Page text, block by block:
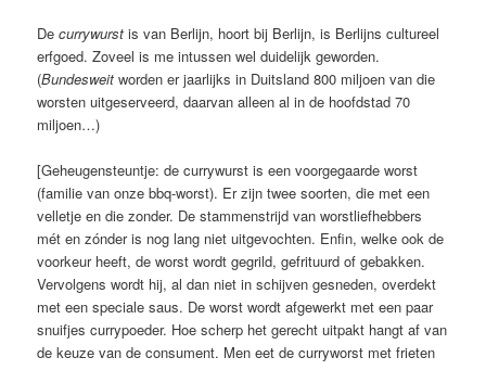
Decurrywurst is van Berlijn, hoort bij Berlijn, is Berlijns cultureel
erfgoed. Zoveel is me intussen wel duidelijk geworden.
(Bundesweitworden er jaarlijks in Duitsland 800 miljoen van die
worsten uitgeserveerd, daarvan alleen al in de hoofdstad 70
miljoen…)
[Geheugensteuntje: de currywurst is een voorgegaarde worst
(familie van onze bbq-worst). Er zijn twee soorten, die met een
velletje en die zonder. De stammenstrijd van worstliefhebbers
mét en zónder is nog lang niet uitgevochten. Enfin, welke ook de
voorkeur heeft, de worst wordt gegrild, gefrituurd of gebakken.
Vervolgens wordt hij, al dan niet in schijven gesneden, overdekt
met een speciale saus. De worst wordt afgewerkt met een paar
snuifjes currypoeder. Hoe scherp het gerecht uitpakt hangt af van
de keuze van de consument. Men eet de curryworst met frieten